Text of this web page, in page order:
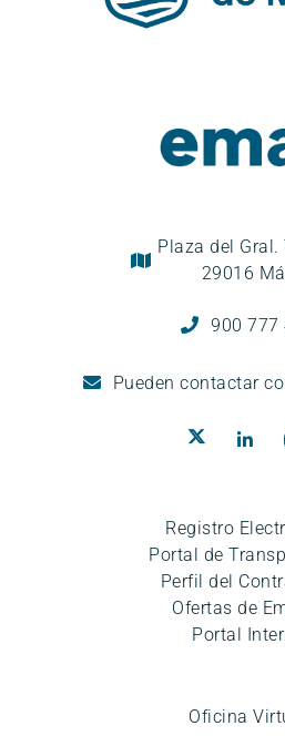
Plaza del Gral.
29016
900 777
Pueden contactar
Registro
Portal de
Perfil del
Ofertas de
Portal
Oficina